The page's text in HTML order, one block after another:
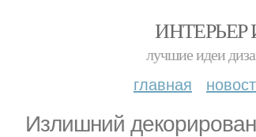
ИНТЕРЬЕР
лучшие идеи
главная
Излишний